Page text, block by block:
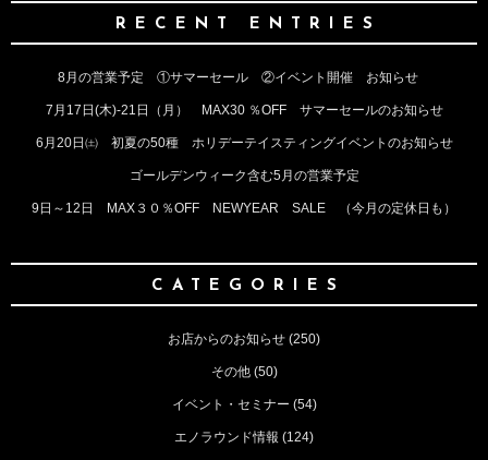
RECENT ENTRIES
8月の営業予定 ①サマーセール ②イベント開催 お知らせ
7月17日(木)‐21日（月） MAX30 ％OFF サマーセールのお知らせ
6月20日㈯ 初夏の50種 ホリデーテイスティングイベントのお知らせ
ゴールデンウィーク含む5月の営業予定
9日～12日 MAX３０％OFF NEWYEAR SALE （今月の定休日も）
CATEGORIES
お店からのお知らせ (250)
その他(50)
イベント・セミナー (54)
エノラウンド情報 (124)